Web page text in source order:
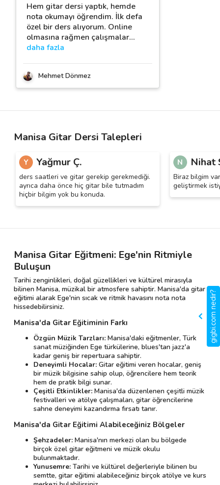
Hem gitar dersi yaptık, hemde
nota okumayı öğrendim. İlk defa
özel bir ders alıyorum. Online
olmasına rağmen çalışmalar…
daha fazla
Mehmet Dönmez
Manisa Gitar Dersi Talepleri
Y Yağmur Ç.
ders saatleri ve gitar gerekip gerekmediği.
ayrıca daha önce hiç gitar bile tutmadım
hiçbir bilgim yok bu konuda.
N Nihat
Biraz bilgim
geliştirmek
Manisa Gitar Eğitmeni: Ege'nin Ritmiyle
Buluşun
Tarihi zenginlikleri, doğal güzellikleri ve kültürel mirasıyla
bilinen Manisa, müzikal bir atmosfere sahiptir. Manisa'da gitar
eğitimi alarak Ege'nin sıcak ve ritmik havasını nota nota
hissedebilirsiniz.
Manisa'da Gitar Eğitiminin Farkı
Özgün Müzik Tarzları: Manisa'daki eğitmenler, Türk
sanat müziğinden Ege türkülerine, blues'tan jazz'a
kadar geniş bir repertuara sahiptir.
Deneyimli Hocalar: Gitar eğitimi veren hocalar, geniş
bir müzik bilgisine sahip olup, öğrencilere hem teorik
hem de pratik bilgi sunar.
Çeşitli Etkinlikler: Manisa'da düzenlenen çeşitli müzik
festivalleri ve atölye çalışmaları, gitar öğrencilerine
sahne deneyimi kazandırma fırsatı tanır.
Manisa'da Gitar Eğitimi Alabileceğiniz Bölgeler
Şehzadeler: Manisa'nın merkezi olan bu bölgede
birçok özel gitar eğitmeni ve müzik okulu
bulunmaktadır.
Yunusemre: Tarihi ve kültürel değerleriyle bilinen bu
semtte, gitar eğitimi alabileceğiniz birçok atölye ve kurs
gigbi.com nedir?